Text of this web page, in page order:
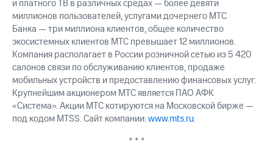
и платного ТВ в различных средах — более девяти
миллионов пользователей, услугами дочернего МТС
Банка — три миллиона клиентов, общее количество
экосистемных клиентов МТС превышает 12 миллионов.
Компания располагает в России розничной сетью из 5 420
салонов связи по обслуживанию клиентов, продаже
мобильных устройств и предоставлению финансовых услуг.
Крупнейшим акционером МТС является ПАО АФК
«Система». Акции МТС котируются на Московской бирже —
под кодом MTSS. Сайт компании:www.mts.ru.
* * *